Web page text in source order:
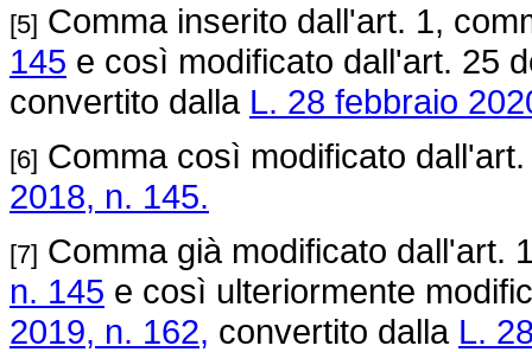
[5] Comma inserito dall'art. 1,
145 e così modificato dall'art. 25
convertito dalla L. 28 febbraio
[6] Comma così modificato
2018, n. 145.
[7] Comma già modificato dall'art.
n. 145 e così ulteriormente
2019, n. 162, convertito dalla L.